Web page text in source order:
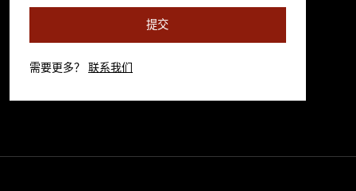
提交
需要更多？ 联系我们